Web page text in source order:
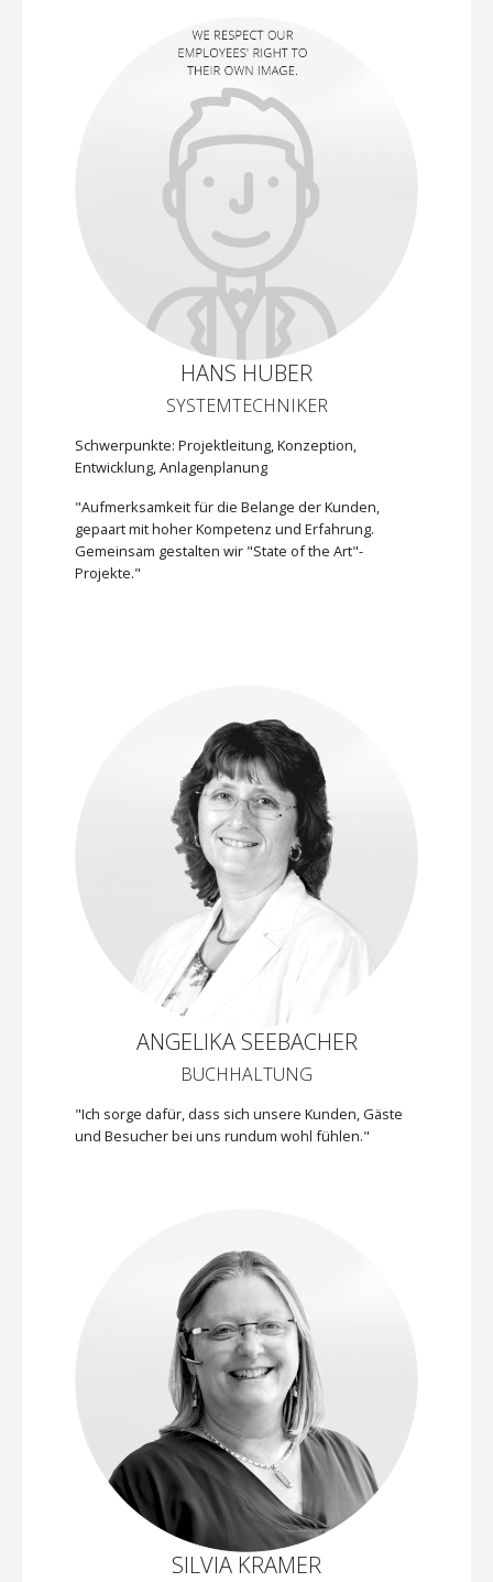
HANS HUBER
SYSTEMTECHNIKER
Schwerpunkte: Projektleitung, Konzeption,
Entwicklung, Anlagenplanung
"Aufmerksamkeit für die Belange der Kunden,
gepaart mit hoher Kompetenz und Erfahrung.
Gemeinsam gestalten wir "State of the Art"-
Projekte."
ANGELIKA SEEBACHER
BUCHHALTUNG
"Ich sorge dafür, dass sich unsere Kunden, Gäste
und Besucher bei uns rundum wohl fühlen."
SILVIA KRAMER